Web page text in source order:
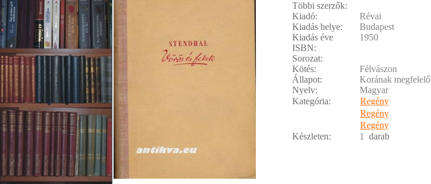
Többi szerzők:
Kiadó:
Révai
Kiadás helye:
Budapest
Kiadás éve
1950
ISBN:
Sorozat:
Kötés:
Félvászon
Állapot:
Korának megfelelő
Nyelv:
Magyar
Kategória:
Regény
Regény
Regény
Készleten:
1 darab